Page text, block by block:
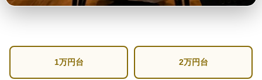
1万円台 2万円台